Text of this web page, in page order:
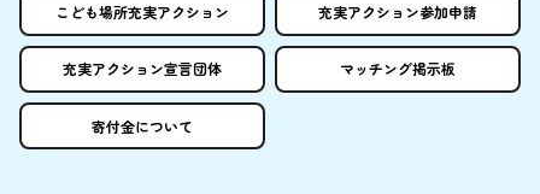
こども場所充実アクション 充実アクション参加申請
充実アクション宣言団体 マッチング掲示板
寄付金について